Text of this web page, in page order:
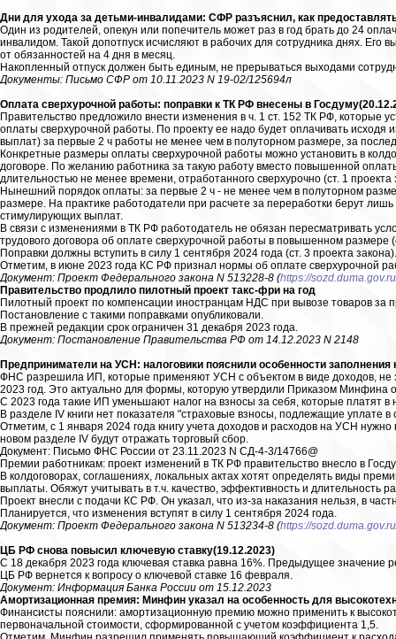
Дни для ухода за детьми-инвалидами: СФР разъяснил, как
Один из родителей, опекун или попечитель может раз в год брать до 24
инвалидом. Такой допотпуск исчисляют в рабочих для сотрудника днях.
от обязанностей на 4 дня в месяц.
Накопленный отпуск должен быть единым, не прерываться выходами
Документы: Письмо СФР от 10.11.2023 N 19-02/125694л
Оплата сверхурочной работы: поправки к ТК РФ внесены в
Правительство предложило внести изменения в ч. 1 ст. 152 ТК РФ, которые
оплаты сверхурочной работы. По проекту ее надо будет оплачивать
выплат) за первые 2 ч работы не менее чем в полуторном размере, за
Конкретные размеры оплаты сверхурочной работы можно установить в
договоре. По желанию работника за такую работу вместо повышенной
длительностью не менее времени, отработанного сверхурочно (ст. 1 проекта
Нынешний порядок оплаты: за первые 2 ч - не менее чем в полуторном
размере. На практике работодатели при расчете за переработки берут
стимулирующих выплат.
В связи с изменениями в ТК РФ работодатель не обязан пересматривать
трудового договора об оплате сверхурочной работы в повышенном размере
Поправки должны вступить в силу 1 сентября 2024 года (ст. 3 проекта закона).
Отметим, в июне 2023 года КС РФ признал нормы об оплате сверхурочной
Документ: Проект Федерального закона N 513228-8 (https://
Правительство продлило пилотный проект такс-фри на год
Пилотный проект по компенсации иностранцам НДС при вывозе товаров за
Постановление с такими поправками опубликовали.
В прежней редакции срок ограничен 31 декабря 2023 года.
Документ: Постановление Правительства РФ от 14.12.2023 N 2148
Предприниматели на УСН: налоговики пояснили особенности заполнения
ФНС разрешила ИП, которые применяют УСН с объектом в виде доходов, не
2023 год. Это актуально для формы, которую утвердили Приказом Минфина
С 2023 года такие ИП уменьшают налог на взносы за себя, которые платят
В разделе IV книги нет показателя "страховые взносы, подлежащие уплате в
Отметим, с 1 января 2024 года книгу учета доходов и расходов на УСН
новом разделе IV будут отражать торговый сбор.
Документ: Письмо ФНС России от 23.11.2023 N СД-4-3/14766@
Премии работникам: проект изменений в ТК РФ правительство внесло в
В колдоговорах, соглашениях, локальных актах хотят определять виды
выплаты. Обяжут учитывать в т.ч. качество, эффективность и длительность
Проект внесли с подачи КС РФ. Он указал, что из-за наказания нельзя, в
Планируется, что изменения вступят в силу 1 сентября 2024 года.
Документ: Проект Федерального закона N 513234-8 (https://
ЦБ РФ снова повысил ключевую ставку(19.12.2023)
С 18 декабря 2023 года ключевая ставка равна 16%. Предыдущее значение
ЦБ РФ вернется к вопросу о ключевой ставке 16 февраля.
Документ: Информация Банка России от 15.12.2023
Амортизационная премия: Минфин указал на особенность для
Финансисты пояснили: амортизационную премию можно применить к
первоначальной стоимости, сформированной с учетом коэффициента 1,5.